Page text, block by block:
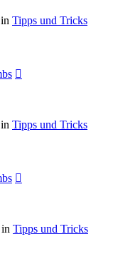
Tipps und Tricks
Tipps und Tricks
Tipps und Tricks